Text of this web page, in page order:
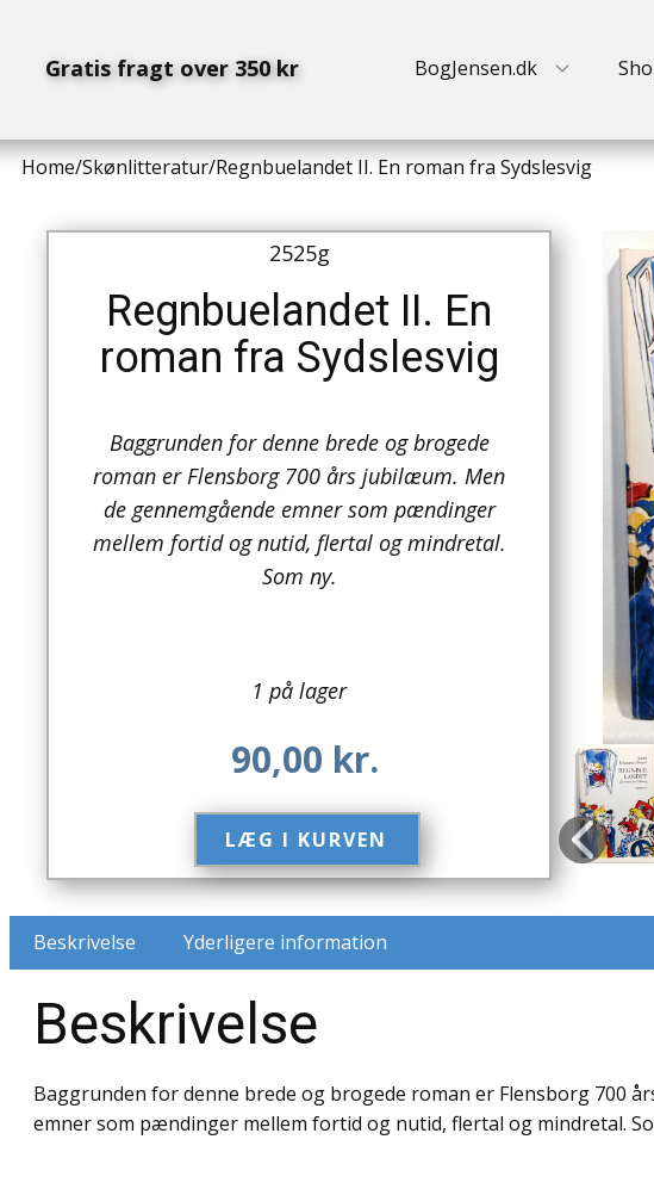
BogJensen.dk
Gratis fragt over 350 kr
Home/Skønlitteratur/Regnbuelandet II. En roman fra Sydslesvig
2525g
Regnbuelandet II. En
roman fra Sydslesvig
Baggrunden for denne brede og brogede
roman er Flensborg 700 års jubilæum. Men
de gennemgående emner som pændinger
mellem fortid og nutid, flertal og mindretal.
Som ny.
1 på lager
90,00 kr.
LÆG I KURVEN​
Beskrivelse Yderligere information
Beskrivelse
Baggrunden for denne brede og brogede roman er Flensborg 700
emner som pændinger mellem fortid og nutid, flertal og mindretal.